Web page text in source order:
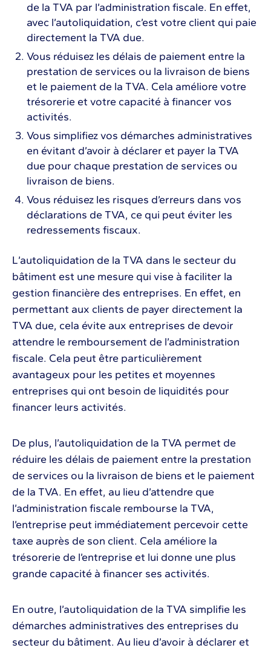
de la TVA par l’administration fiscale. En effet,
avec l’autoliquidation, c’est votre client qui paie
directement la TVA due.
Vous réduisez les délais de paiement entre la
prestation de services ou la livraison de biens
et le paiement de la TVA. Cela améliore votre
trésorerie et votre capacité à financer vos
activités.
Vous simplifiez vos démarches administratives
en évitant d’avoir à déclarer et payer la TVA
due pour chaque prestation de services ou
livraison de biens.
Vous réduisez les risques d’erreurs dans vos
déclarations de TVA, ce qui peut éviter les
redressements fiscaux.
L’autoliquidation de la TVA dans le secteur du
bâtiment est une mesure qui vise à faciliter la
gestion financière des entreprises. En effet, en
permettant aux clients de payer directement la
TVA due, cela évite aux entreprises de devoir
attendre le remboursement de l’administration
fiscale. Cela peut être particulièrement
avantageux pour les petites et moyennes
entreprises qui ont besoin de liquidités pour
financer leurs activités.
De plus, l’autoliquidation de la TVA permet de
réduire les délais de paiement entre la prestation
de services ou la livraison de biens et le paiement
de la TVA. En effet, au lieu d’attendre que
l’administration fiscale rembourse la TVA,
l’entreprise peut immédiatement percevoir cette
taxe auprès de son client. Cela améliore la
trésorerie de l’entreprise et lui donne une plus
grande capacité à financer ses activités.
En outre, l’autoliquidation de la TVA simplifie les
démarches administratives des entreprises du
secteur du bâtiment. Au lieu d’avoir à déclarer et